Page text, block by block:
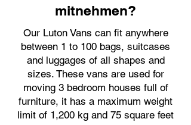
mitnehmen?
Our Luton Vans can fit anywhere
between 1 to 100 bags, suitcases
and luggages of all shapes and
sizes. These vans are used for
moving 3 bedroom houses full of
furniture, it has a maximum weight
limit of 1,200 kg and 75 square feet